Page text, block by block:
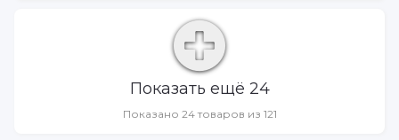
Показать ещё 24
Показано 24 товаров из 121